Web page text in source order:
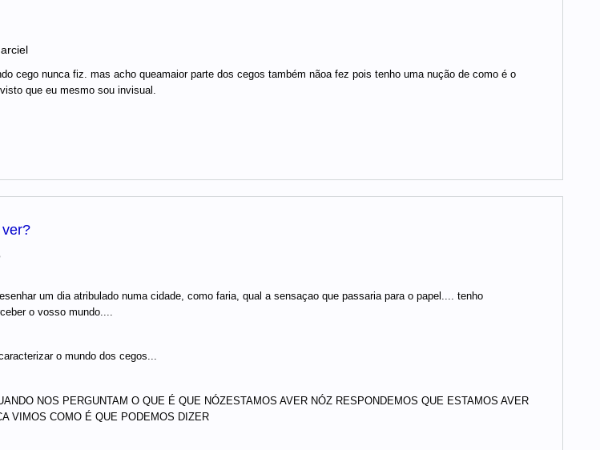
cego nunca fiz. mas acho queamaior parte dos cegos também nãoa fez pois tenho uma nução de como é o
que eu mesmo sou invisual.
um dia atribulado numa cidade, como faria, qual a sensaçao que passaria para o papel.... tenho
o vosso mundo....
o mundo dos cegos...
NOS PERGUNTAM O QUE É QUE NÓZESTAMOS AVER NÓZ RESPONDEMOS QUE ESTAMOS AVER
VIMOS COMO É QUE PODEMOS DIZER